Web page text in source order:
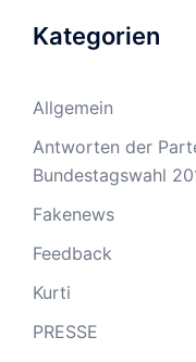
Kategorien
Allgemein
Antworten der
Bundestagswahl
Fakenews
Feedback
Kurti
PRESSE